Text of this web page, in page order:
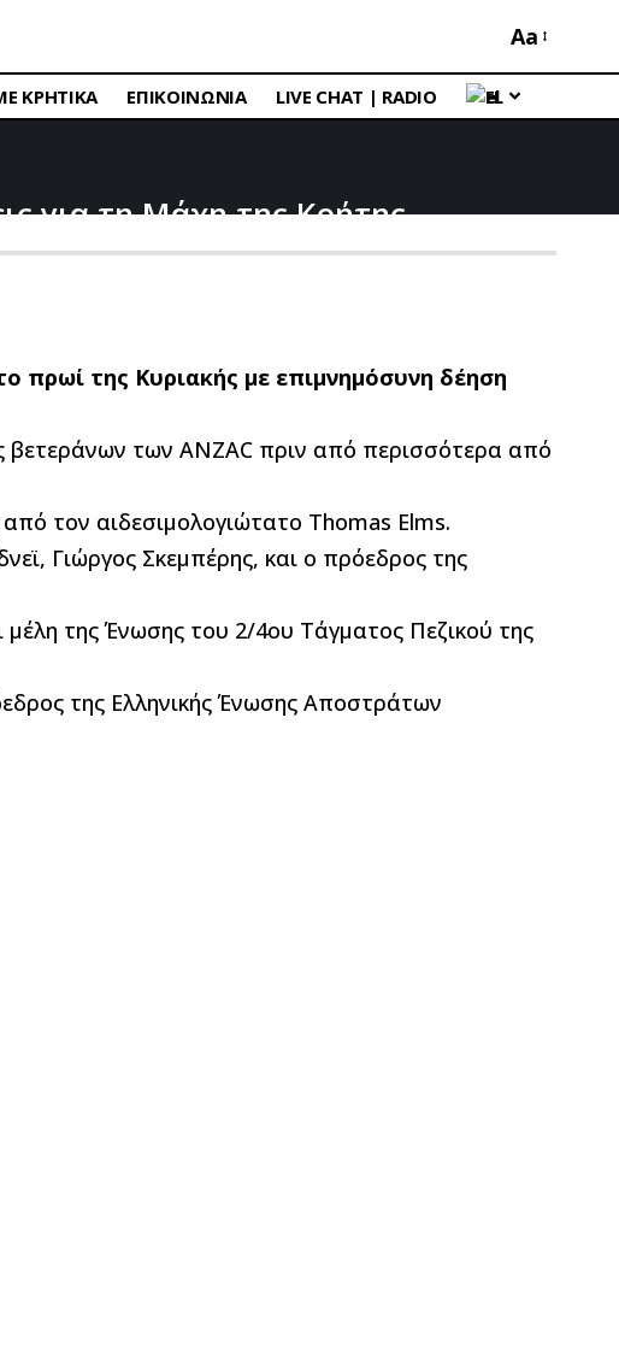
Aa
ΚΡΗΤΙΚΑ ΕΠΙΚΟΙΝΩΝΙΑ LIVE CHAT | RADIO EL
για τη Μάχη της Κρήτης
πρωί της Κυριακής με επιμνημόσυνη δέηση
βετεράνων των ANZAC πριν από περισσότερα από
τον αιδεσιμολογιώτατο Thomas Elms.
Γιώργος Σκεμπέρης, και ο πρόεδρος της
της Ένωσης του 2/4ου Τάγματος Πεζικού της
της Ελληνικής Ένωσης Αποστράτων